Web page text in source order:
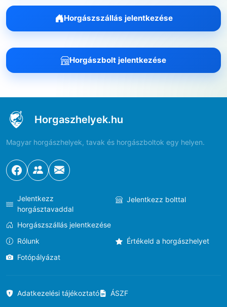
Horgászszállás jelentkezése
Horgászbolt jelentkezése
Horgaszhelyek.hu
Magyar horgászhelyek, tavak és horgászboltok egy helyen.
Jelentkezz
horgásztavaddal
Jelentkezz bolttal
Horgászszállás jelentkezése
Rólunk
Értékeld a horgászhelyet
Fotópályázat
Adatkezelési tájékoztató ÁSZF